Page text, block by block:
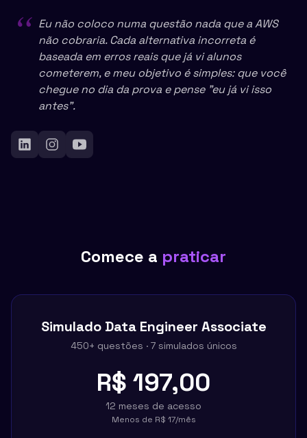
“ Eu não coloco numa questão nada que a AWS
não cobraria. Cada alternativa incorreta é
baseada em erros reais que já vi alunos
cometerem, e meu objetivo é simples: que você
chegue no dia da prova e pense "eu já vi isso
antes".
Comece a praticar
Simulado Data Engineer Associate
450+ questões · 7simulados únicos
R$ 197,00
12 meses de acesso
Menos de R$ 17/mês